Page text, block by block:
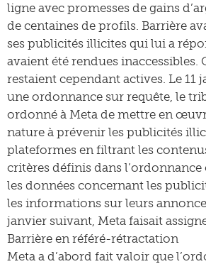
ligne avec promesses de gains
de centaines de profils. Barrière
ses publicités illicites qui lui a
avaient été rendues inaccessibles.
restaient cependant actives. Le 11
une ordonnance sur requête, le
ordonné à Meta de mettre en
nature à prévenir les publicités
plateformes en filtrant les
critères définis dans l’ordonnance
les données concernant les
les informations sur leurs
janvier suivant, Meta faisait
Barrière en référé-rétractation
Meta a d’abord fait valoir que